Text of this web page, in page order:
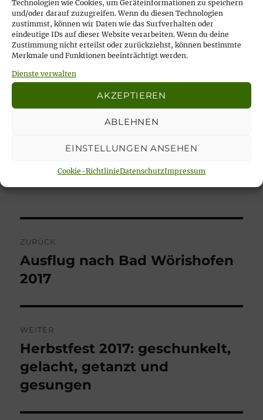
Technologien wie Cookies, um Geräteinformationen zu speichern
und/oder darauf zuzugreifen. Wenn du diesen Technologien
zustimmst, können wir Daten wie das Surfverhalten oder
eindeutige IDs auf dieser Website verarbeiten. Wenn du deine
Zustimmung nicht erteilst oder zurückziehst, können bestimmte
Merkmale und Funktionen beeinträchtigt werden.
Dienste verwalten
AKZEPTIEREN
ABLEHNEN
EINSTELLUNGEN ANSEHEN
Cookie-RichtlinieDatenschutzImpressum
am Sonntag, 22. Oktober während des
Sonntagscafés noch einmal gezeigt, zusätzlich mit
vielen schönen Bildern vom Jubiläum.
HdBGiebel
am
Meldungen
ZURÜCK
Vorheriger
Beitrag:
Ausflug nach Bad Wörishofen
2017
WEITER
Nächster
Beitrag:
Herbstfest 2017: geschunkelt,
gelacht, getanzt und
gesungen